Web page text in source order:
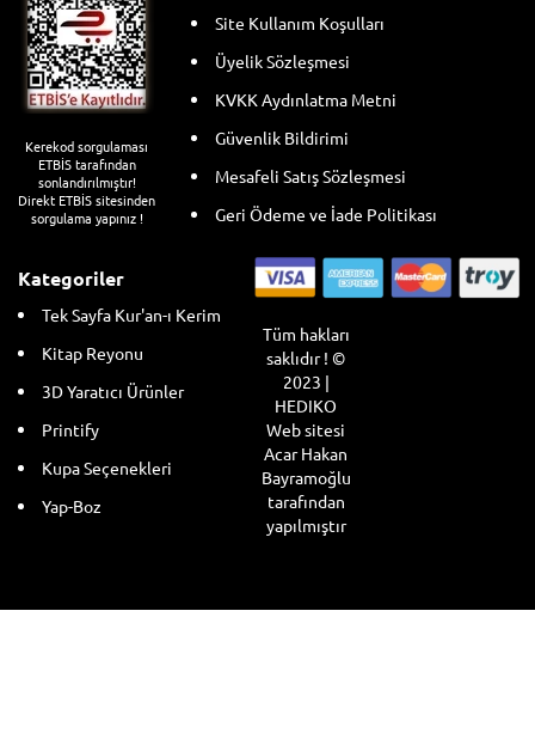
Kerekod sorgulaması
ETBİS tarafından
sonlandırılmıştır!
Direkt ETBİS sitesinden
sorgulama yapınız !
Site Kullanım Koşulları
Üyelik Sözleşmesi
KVKK Aydınlatma Metni
Güvenlik Bildirimi
Mesafeli Satış Sözleşmesi
Geri Ödeme ve İade Politikası
Kategoriler
Tek Sayfa Kur'an-ı Kerim
Kitap Reyonu
3D Yaratıcı Ürünler
Printify
Kupa Seçenekleri
Yap-Boz
Tüm hakları
saklıdır ! ©
2023 |
HEDIKO
Web sitesi
Acar Hakan
Bayramoğlu
tarafından
yapılmıştır